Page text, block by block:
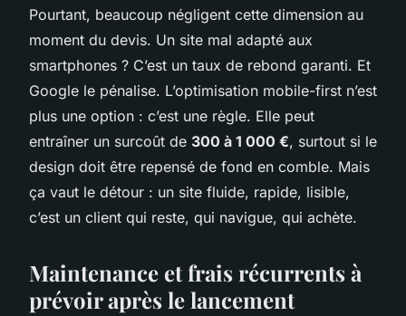
Pourtant, beaucoup négligent cette dimension au
moment du devis. Un site mal adapté aux
smartphones ? C’est un taux de rebond garanti. Et
Google le pénalise. L’optimisation mobile-first n’est
plus une option : c’est une règle. Elle peut
entraîner un surcoût de 300 à 1 000 €, surtout si le
design doit être repensé de fond en comble. Mais
ça vaut le détour : un site fluide, rapide, lisible,
c’est un client qui reste, qui navigue, qui achète.
Maintenance et frais récurrents à
prévoir après le lancement